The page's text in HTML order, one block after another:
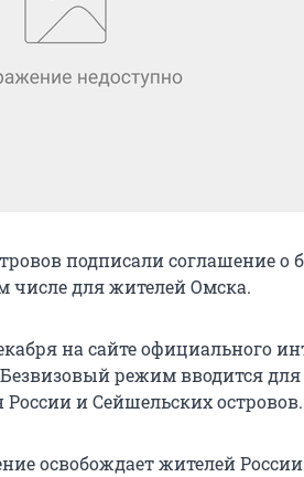
подписали соглашение о
числе для жителей Омска.
на сайте официального
режим вводится
и Сейшельских островов.
освобождает жителей